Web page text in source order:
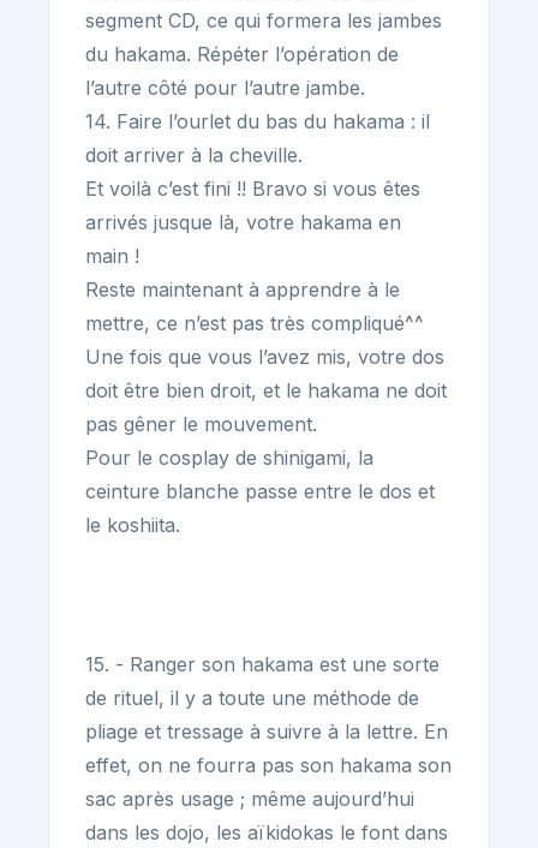
segment CD, ce qui formera les jambes
du hakama. Répéter l’opération de
l’autre côté pour l’autre jambe.
14. Faire l’ourlet du bas du hakama : il
doit arriver à la cheville.
Et voilà c’est fini !! Bravo si vous êtes
arrivés jusque là, votre hakama en
main !
Reste maintenant à apprendre à le
mettre, ce n’est pas très compliqué^^
Une fois que vous l’avez mis, votre dos
doit être bien droit, et le hakama ne doit
pas gêner le mouvement.
Pour le cosplay de shinigami, la
ceinture blanche passe entre le dos et
le koshiita.
15. - Ranger son hakama est une sorte
de rituel, il y a toute une méthode de
pliage et tressage à suivre à la lettre. En
effet, on ne fourra pas son hakama son
sac après usage ; même aujourd’hui
dans les dojo, les aïkidokas le font dans